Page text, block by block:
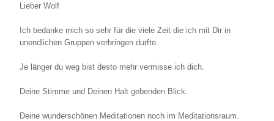
Lieber Wolf
Ich bedanke mich so sehr für die viele Zeit die ich mit Dir in
unendlichen Gruppen verbringen durfte.
Je länger du weg bist desto mehr vermisse ich dich.
Deine Stimme und Deinen Halt gebenden Blick.
Deine wunderschönen Meditationen noch im Meditationsraum.